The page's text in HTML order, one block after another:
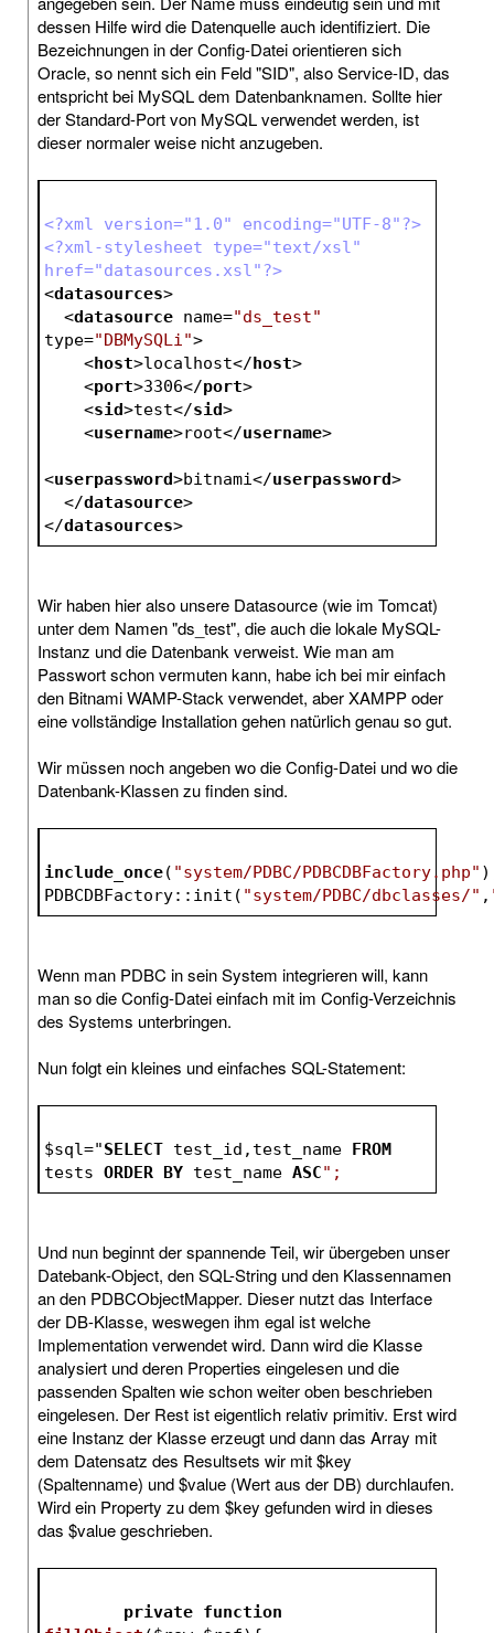
dessen Hilfe wird die Datenquelle auch identifiziert. Die
Bezeichnungen in der Config-Datei orientieren sich
Oracle, so nennt sich ein Feld "SID", also Service-ID, das
entspricht bei MySQL dem Datenbanknamen. Sollte hier
der Standard-Port von MySQL verwendet werden, ist
dieser normaler weise nicht anzugeben.
<?xml version="1.0" encoding="UTF-8"?>
<?xml-stylesheet type="text/xsl"
href="datasources.xsl"?>
<datasources>
<datasource name="ds_test"
type="DBMySQLi">
<host>localhost</host>
<port>3306</port>
<sid>test</sid>
<username>root</username>
<userpassword>bitnami</userpassword>
</datasource>
</datasources>
Wir haben hier also unsere Datasource (wie im Tomcat)
unter dem Namen "ds_test", die auch die lokale MySQL-
Instanz und die Datenbank verweist. Wie man am
Passwort schon vermuten kann, habe ich bei mir einfach
den Bitnami WAMP-Stack verwendet, aber XAMPP oder
eine vollständige Installation gehen natürlich genau so gut.
Wir müssen noch angeben wo die Config-Datei und wo die
Datenbank-Klassen zu finden sind.
include_once( "system/PDBC/PDBCDBFactory.php"
PDBCDBFactory::init( "system/PDBC/dbclasses/" ,
Wenn man PDBC in sein System integrieren will, kann
man so die Config-Datei einfach mit im Config-Verzeichnis
des Systems unterbringen.
Nun folgt ein kleines und einfaches SQL-Statement:
$sql="SELECT test_id,test_name FROM
tests ORDER BY test_name ASC";
Und nun beginnt der spannende Teil, wir übergeben unser
Datebank-Object, den SQL-String und den Klassennamen
an den PDBCObjectMapper. Dieser nutzt das Interface
der DB-Klasse, weswegen ihm egal ist welche
Implementation verwendet wird. Dann wird die Klasse
analysiert und deren Properties eingelesen und die
passenden Spalten wie schon weiter oben beschrieben
eingelesen. Der Rest ist eigentlich relativ primitiv. Erst wird
eine Instanz der Klasse erzeugt und dann das Array mit
dem Datensatz des Resultsets wir mit $key
(Spaltenname) und $value (Wert aus der DB) durchlaufen.
Wird ein Property zu dem $key gefunden wird in dieses
das $value geschrieben.
private function